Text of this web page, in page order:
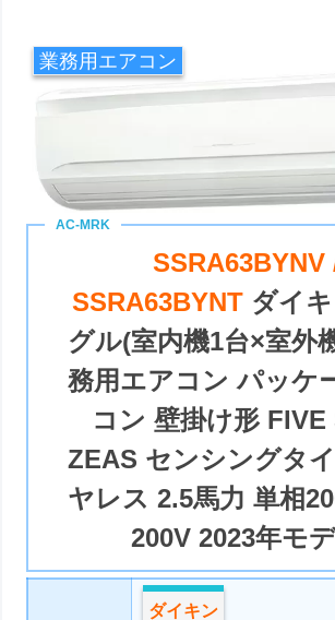
業務用エアコン
SSRA63BYNV
SSRA63BYNT ダイ
グル(室内機1台×室外
務用エアコン パッケ
コン 壁掛け形 FIVE
ZEAS センシングタ
ヤレス 2.5馬力 単相
200V 2023年モ
ダイキン